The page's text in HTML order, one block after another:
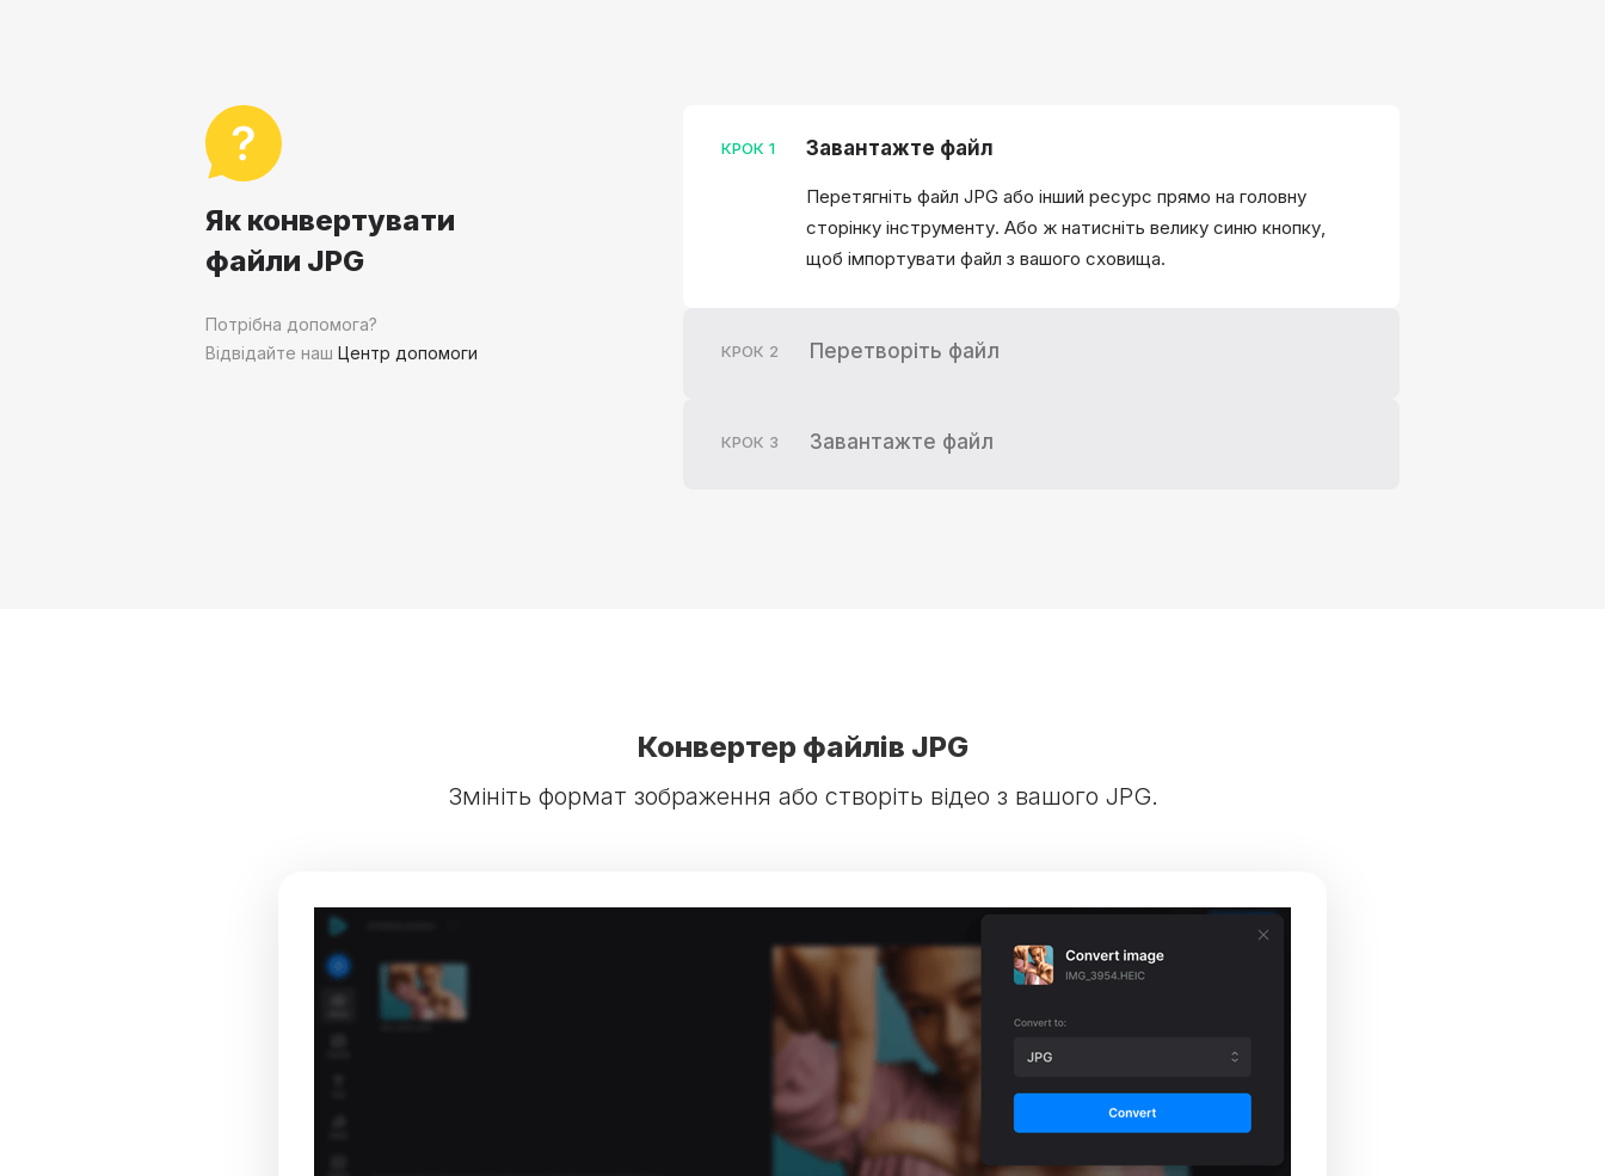
Як конвертувати
файли JPG
Потрібна допомога?
Відвідайте наш Центр допомоги
КРОК 1 Завантажте файл
Перетягніть файл JPG або інший ресурс прямо на головну
сторінку інструменту. Або ж натисніть велику синю кнопку,
щоб імпортувати файл з вашого сховища.
КРОК 2 Перетворіть файл
КРОК 3 Завантажте файл
Конвертер файлів JPG
Змініть формат зображення або створіть відео з вашого JPG.